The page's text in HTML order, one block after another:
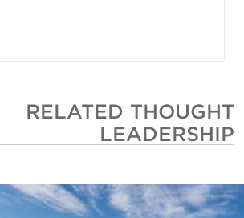
RELATED THOUGHT
LEADERSHIP